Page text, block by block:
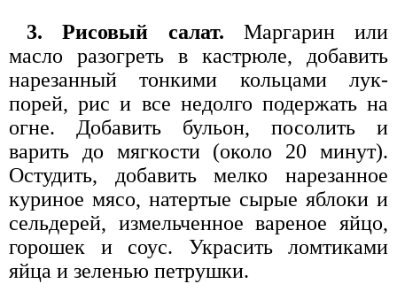
3. Рисовый салат. Маргарин или
масло разогреть в кастрюле, добавить
нарезанный тонкими кольцами лук-
порей, рис и все недолго подержать на
огне. Добавить бульон, посолить и
варить до мягкости (около 20 минут).
Остудить, добавить мелко нарезанное
куриное мясо, натертые сырые яблоки и
сельдерей, измельченное вареное яйцо,
горошек и соус. Украсить ломтиками
яйца и зеленью петрушки.